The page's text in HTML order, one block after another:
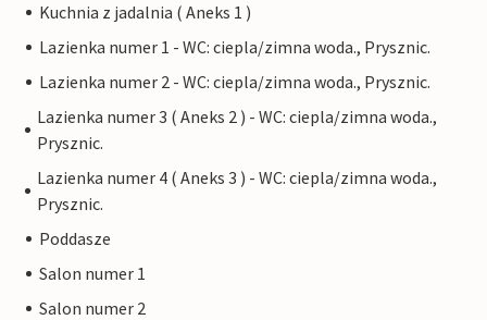
Kuchnia z jadalnia ( Aneks 1 )
Lazienka numer 1 - WC: ciepla/zimna woda., Prysznic.
Lazienka numer 2 - WC: ciepla/zimna woda., Prysznic.
Lazienka numer 3 ( Aneks 2 ) - WC: ciepla/zimna woda.,
Prysznic.
Lazienka numer 4 ( Aneks 3 ) - WC: ciepla/zimna woda.,
Prysznic.
Poddasze
Salon numer 1
Salon numer 2